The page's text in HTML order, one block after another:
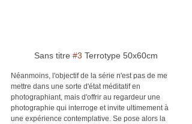
Sans titre #3 Terrotype 50x60cm
Néanmoins, l'objectif de la série n'est pas de me
mettre dans une sorte d'état méditatif en
photographiant, mais d'offrir au regardeur une
photographie qui interroge et invite ultimement à
une expérience contemplative. Se pose alors la